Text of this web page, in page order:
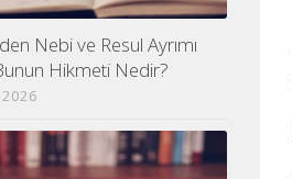
Nebi ve Resul Ayrımı
Hikmeti Nedir?
2026